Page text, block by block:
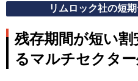
リムロック社の短
残存期間が短い
るマルチセクタ